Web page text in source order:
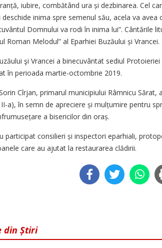
iubire, combătând ura și dezbinarea. Cel
deschide inima spre semenul său, acela va
Domnului va rodi în inima lui”. Cântările
Roman Melodul” al Eparhiei Buzăului și Vrancei.
şi Vrancei a binecuvântat sediul
în perioada martie-octombrie 2019.
Cîrjan, primarul municipiului Râmnicu Sărat,
II-a), în semn de apreciere și mulțumire pentru
a bisericilor din oraș.
participat consilieri și ins­pectori eparhiali,
care au ajutat la restaurarea clădirii.
din Știri